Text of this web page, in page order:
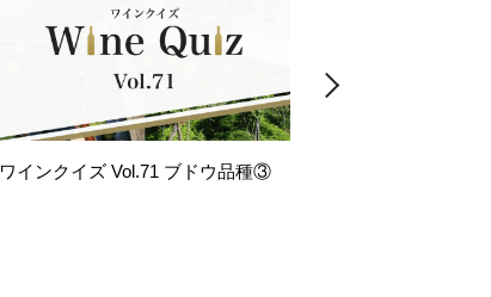
ワインクイズ Vol.71 ブドウ品種③